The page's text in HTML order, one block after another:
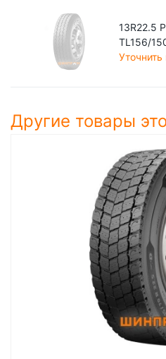
13R22.5
TL156/
Уточнить
Другие товары